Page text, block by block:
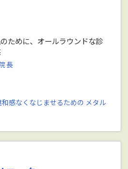
ために、オールラウンドな診
長
感なくなじませるための メタル